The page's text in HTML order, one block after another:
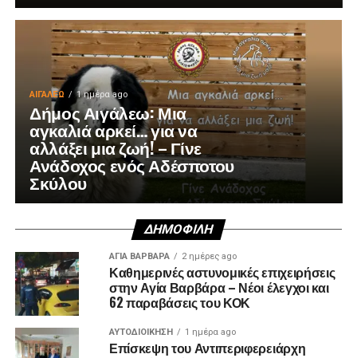
ΑΙΓΑΛΕΩ 1 ημέρα ago
Δήμος Αιγάλεω: Μια
αγκαλιά αρκεί… για να
αλλάξει μια ζωή! – Γίνε
Ανάδοχος ενός Αδέσποτου
Σκύλου
ΔΗΜΟΦΙΛΉ
ΑΓΙΑ ΒΑΡΒΑΡΑ 2 ημέρες ago
Καθημερινές αστυνομικές επιχειρήσεις
στην Αγία Βαρβάρα – Νέοι έλεγχοι και
62 παραβάσεις του ΚΟΚ
ΑΥΤΟΔΙΟΊΚΗΣΗ 1 ημέρα ago
Επίσκεψη του Αντιπεριφερειάρχη